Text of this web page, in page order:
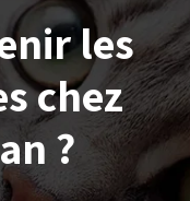
les
chez
?